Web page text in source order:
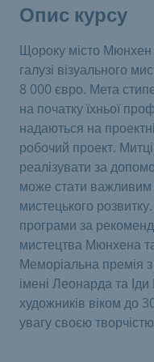
Опис курсу
Щороку місто Мюнхен
галузі візуального
8 000 євро. Мета
на початку їхньої
надаються на
робочий проект.
реалізувати за
може стати важливим
мистецького
програми за
мистецтва Мюнхена
Меморіальна премія
імені Леонарда та
художників віком до
увагу своєю